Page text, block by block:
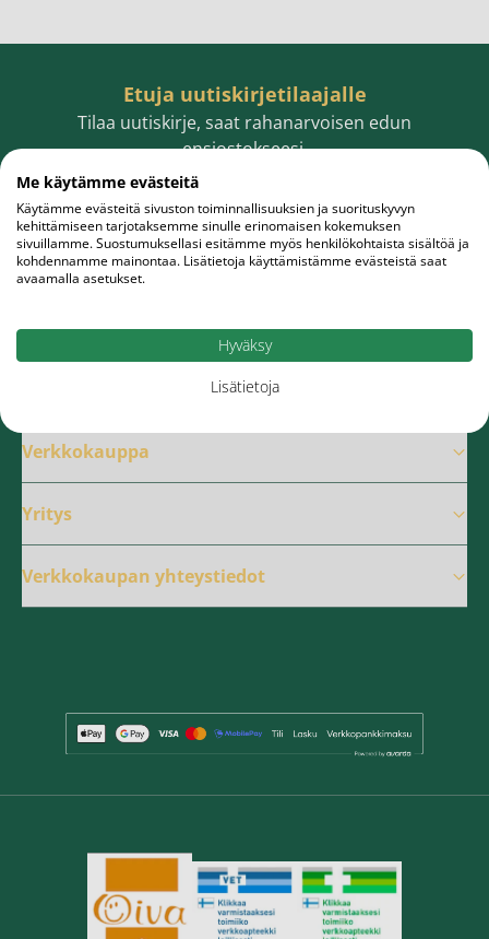
Etuja uutiskirjetilaajalle
Tilaa uutiskirje, saat rahanarvoisen edun
ensiostokseesi.
Sähköpostiosoite
Tilaa
Verkkokauppa
Yritys
Verkkokaupan yhteystiedot
Me käytämme evästeitä
Käytämme evästeitä sivuston toiminnallisuuksien ja suorituskyvyn
kehittämiseen tarjotaksemme sinulle erinomaisen kokemuksen
sivuillamme. Suostumuksellasi esitämme myös henkilökohtaista sisältöä ja
kohdennamme mainontaa. Lisätietoja käyttämistämme evästeistä saat
avaamalla asetukset.
Hyväksy
Lisätietoja